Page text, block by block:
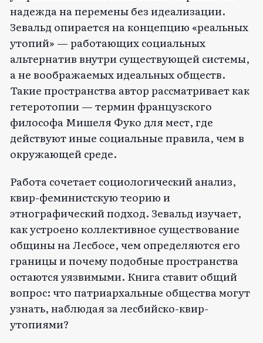
надежда на перемены без идеализации.
Зевальд опирается на концепцию «реальных
утопий» — работающих социальных
альтернатив внутри существующей системы,
а не воображаемых идеальных обществ.
Такие пространства автор рассматривает как
гетеротопии — термин французского
философа Мишеля Фуко для мест, где
действуют иные социальные правила, чем в
окружающей среде.
Работа сочетает социологический анализ,
квир-феминистскую теорию и
этнографический подход. Зевальд изучает,
как устроено коллективное существование
общины на Лесбосе, чем определяются его
границы и почему подобные пространства
остаются уязвимыми. Книга ставит общий
вопрос: что патриархальные общества могут
узнать, наблюдая за лесбийско-квир-
утопиями?